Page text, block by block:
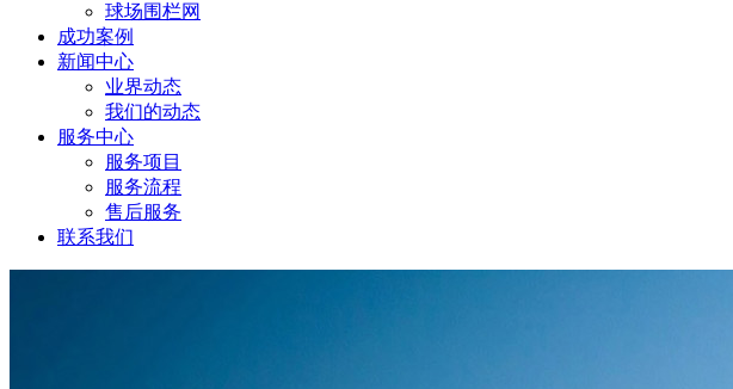
球场围栏网
成功案例
新闻中心
业界动态
我们的动态
服务中心
服务项目
服务流程
售后服务
联系我们